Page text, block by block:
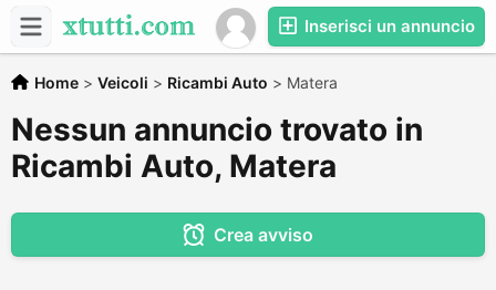
Inserisci un annuncio
Home > Veicoli > Ricambi Auto > Matera
Nessun annuncio trovato in
Ricambi Auto, Matera
Crea avviso